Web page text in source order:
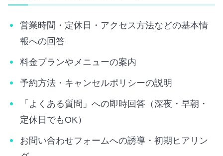
営業時間・定休日・アクセス方法などの基本情
報への回答
料金プランやメニューの案内
予約方法・キャンセルポリシーの説明
「よくある質問」への即時回答（深夜・早朝・
定休日でもOK）
お問い合わせフォームへの誘導・初期ヒアリン